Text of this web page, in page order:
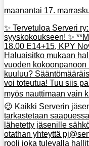
maanantai 17.
✨ Tervetuloa Serveri
syyskokoukseen! ✨
18.00 E14+15, KPY
Haluaisitko mukaan
vuoden
kuuluu?
voi toteutua! Tuu siis
myös nauttimaan vain
😉 Kaikki Serverin
tarkastetaan
lähetetty jäsenille
otathan yhteyttä
rooli joka tulevalla